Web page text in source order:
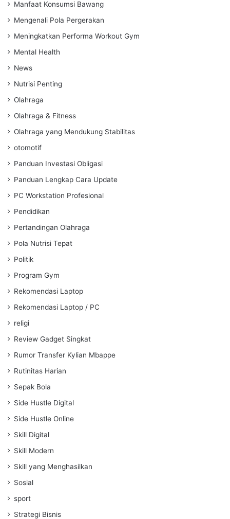
Manfaat Konsumsi Bawang
Mengenali Pola Pergerakan
Meningkatkan Performa Workout Gym
Mental Health
News
Nutrisi Penting
Olahraga
Olahraga & Fitness
Olahraga yang Mendukung Stabilitas
otomotif
Panduan Investasi Obligasi
Panduan Lengkap Cara Update
PC Workstation Profesional
Pendidikan
Pertandingan Olahraga
Pola Nutrisi Tepat
Politik
Program Gym
Rekomendasi Laptop
Rekomendasi Laptop / PC
religi
Review Gadget Singkat
Rumor Transfer Kylian Mbappe
Rutinitas Harian
Sepak Bola
Side Hustle Digital
Side Hustle Online
Skill Digital
Skill Modern
Skill yang Menghasilkan
Sosial
sport
Strategi Bisnis